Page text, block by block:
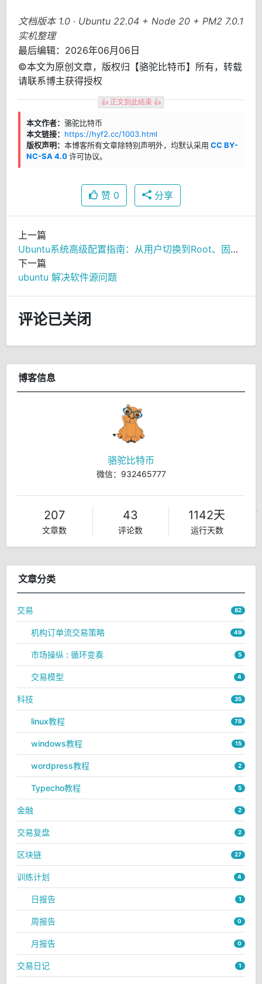
文档版本 1.0 · Ubuntu 22.04 + Node 20 + PM2 7.0.1
实机整理
最后编辑：2026年06月06日
©本文为原创文章，版权归【骆驼比特币】所有，转载
请联系博主获得授权
👍 正文到此结束 👍
本文作者： 骆驼比特币
本文链接： https://hyf2.cc/1003.html
版权声明： 本博客所有文章除特别声明外，均默认采用 CC BY-
NC-SA 4.0许可协议。
赞 0 分享
上一篇
Ubuntu系统高级配置指南：从用户切换到Root、固定IP设置与代理配置
下一篇
ubuntu 解决软件源问题
评论已关闭
博客信息
骆驼比特币
微信：932465777
207
文章数
43
评论数
1142天
运行天数
文章分类
交易 82
机构订单流交易策略 49
市场操纵 : 循环变奏 5
交易模型 4
科技 35
linux教程 78
windows教程 15
wordpress教程 2
Typecho教程 5
金融 2
交易复盘 2
区块链 27
训练计划 4
日报告 1
周报告 0
月报告 0
交易日记 1